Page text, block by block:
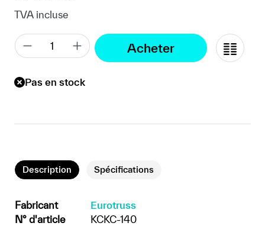
TVA incluse
Acheter
Pas en stock
Description Spécifications
Fabricant
Eurotruss
N° d'article
KCKC-140